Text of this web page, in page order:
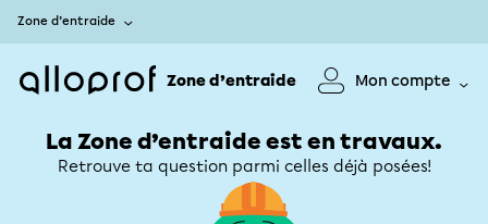
Zone d’entraide
Zone d’entraide Mon compte
La Zone d’entraide est en travaux.
Retrouve ta question parmi celles déjà posées!